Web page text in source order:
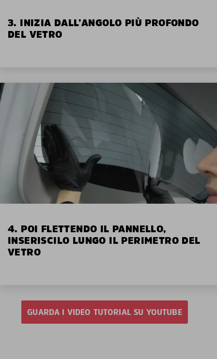
3. INIZIA DALL’ANGOLO PIÙ PROFONDO
DEL VETRO
4. POI FLETTENDO IL PANNELLO,
INSERISCILO LUNGO IL PERIMETRO DEL
VETRO
GUARDA I VIDEO TUTORIAL SU YOUTUBE